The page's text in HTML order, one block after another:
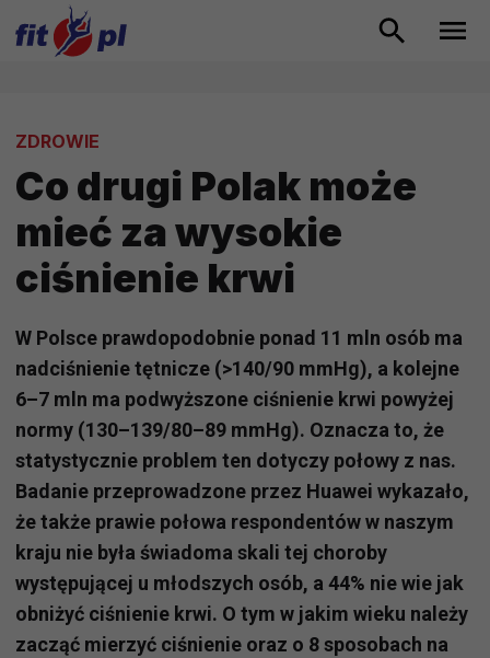
ZDROWIE
Co drugi Polak może
mieć za wysokie
ciśnienie krwi
W Polsce prawdopodobnie ponad 11 mln osób ma
nadciśnienie tętnicze (>140/90 mmHg), a kolejne
6–7 mln ma podwyższone ciśnienie krwi powyżej
normy (130–139/80–89 mmHg). Oznacza to, że
statystycznie problem ten dotyczy połowy z nas.
Badanie przeprowadzone przez Huawei wykazało,
że także prawie połowa respondentów w naszym
kraju nie była świadoma skali tej choroby
występującej u młodszych osób, a 44% nie wie jak
obniżyć ciśnienie krwi. O tym w jakim wieku należy
zacząć mierzyć ciśnienie oraz o 8 sposobach na